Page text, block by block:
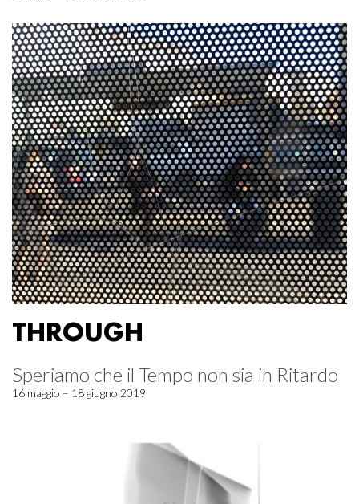
THROUGH
Speriamo che il Tempo non sia in Ritardo
16 maggio – 18 giugno 2019